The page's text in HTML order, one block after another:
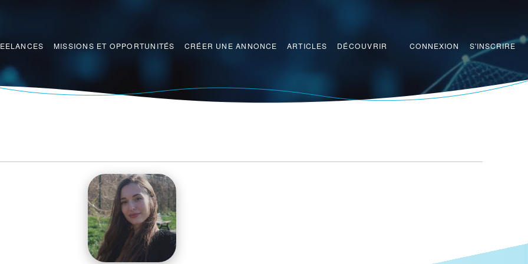
MISSIONS ET OPPORTUNITÉS CRÉER UNE ANNONCE ARTICLES DÉCOUVRIR CONNEXION S'INSCRIRE